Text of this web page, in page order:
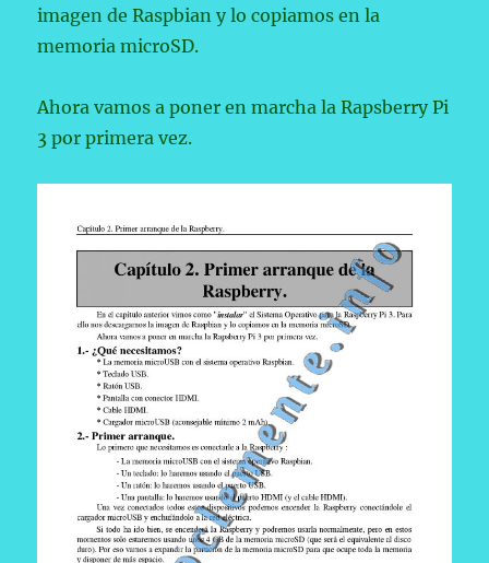
imagen de Raspbian y lo copiamos en la
memoria microSD.
Ahora vamos a poner en marcha la Rapsberry Pi
3 por primera vez.